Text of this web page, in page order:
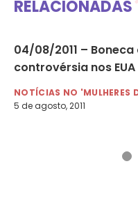
RELACIONADAS
04/08/2011 – Boneca
controvérsia nos
NOTÍCIAS NO 'MULHERES
5 de agosto, 2011